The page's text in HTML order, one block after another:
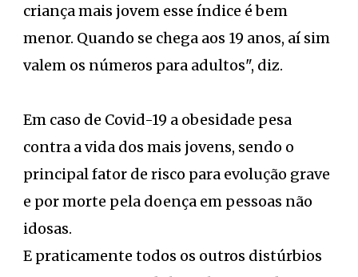
criança mais jovem esse índice é bem
menor. Quando se chega aos 19 anos, aí sim
valem os números para adultos", diz.
Em caso de Covid-19 a obesidade pesa
contra a vida dos mais jovens, sendo o
principal fator de risco para evolução grave
e por morte pela doença em pessoas não
idosas.
E praticamente todos os outros distúrbios